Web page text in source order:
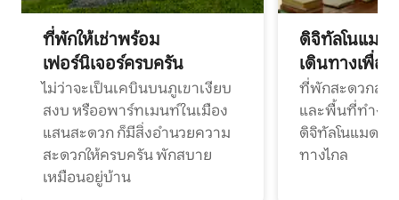
ที่พักให้เช่าพร้อม
เฟอร์นิเจอร์ครบครัน
ไม่ว่าจะเป็นเคบินบนภูเขาเงียบ
สงบ หรืออพาร์ทเมนท์ในเมือง
แสนสะดวก ก็มีสิ่งอำนวยความ
สะดวกให้ครบครัน พักสบาย
เหมือนอยู่บ้าน
ดิจิทัลโนแมด
เดินทางเพื่อ
ที่พักสะดวกสบ
และพื้นที่ทำงา
ดิจิทัลโนแมดแ
ทางไกล